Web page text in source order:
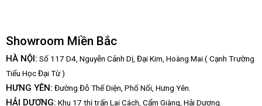
Showroom Miền Bắc
HÀ NỘI: Số 117 D4, Nguyễn Cảnh Dị, Đại Kim, Hoàng Mai.( Cạnh Trường
Tiểu Học Đại Từ )
HƯNG YÊN: Đường Đỗ Thế Diện, Phố Nối, Hưng Yên.
HẢI DƯƠNG: Khu 17 thị trấn Lai Cách, Cẩm Giàng, Hải Dương.